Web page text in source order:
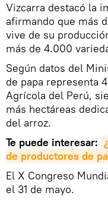
Vizcarra destacó la
afirmando que más
vive de su
más de 4.000
Según datos del
de papa representa
Agrícola del Perú,
más hectáreas
del arroz.
Te puede interesar:
de productores de
El X Congreso
el 31 de mayo.